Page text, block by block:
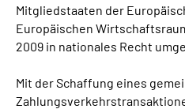
Mitgliedstaaten der
Europäischen
2009 in nationales Recht
Mit der Schaffung eines